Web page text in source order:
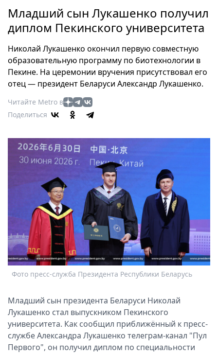
Россия
Мир
Еда
Туризм
Мода
Театр
Кино
Афиша
Книги
Выставки
Пресс-
релизы
О
Metro
Стримы
Спецпроекты
Звезды
Выборы
2026
Скачай
Младший сын Лукашенко получил
диплом Пекинского университета
Николай Лукашенко окончил первую совместную
образовательную программу по биотехнологии в
Пекине. На церемонии вручения присутствовал его
отец — президент Беларуси Александр Лукашенко.
Читайте Metro в
Поделиться
Фото пресс-служба Президента Республики Беларусь
Младший сын президента Беларуси Николай
Лукашенко стал выпускником Пекинского
университета. Как сообщил приближённый к пресс-
службе Александра Лукашенко телеграм-канал "Пул
Первого", он получил диплом по специальности